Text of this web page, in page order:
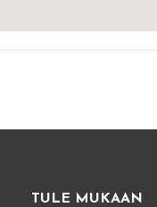
TULE MUKAAN